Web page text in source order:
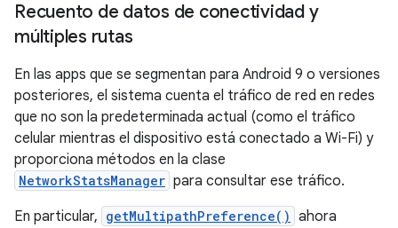
Recuento de datos de conectividad y
múltiples rutas
En las apps que se segmentan para Android 9 o versiones
posteriores, el sistema cuenta el tráfico de red en redes
que no son la predeterminada actual (como el tráfico
celular mientras el dispositivo está conectado a Wi-Fi) y
proporciona métodos en la clase
NetworkStatsManager para consultar ese tráfico.
En particular, getMultipathPreference() ahora